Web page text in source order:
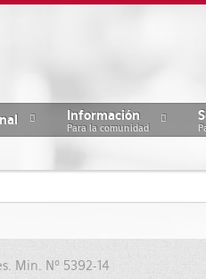
Información
Para la comunidad
Min. Nº 5392-14